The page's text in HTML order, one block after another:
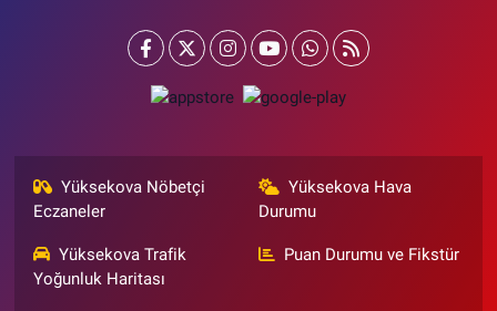
Yüksekova Nöbetçi
Eczaneler
Yüksekova Hava
Durumu
Yüksekova Trafik
Yoğunluk Haritası
Puan Durumu ve Fikstür